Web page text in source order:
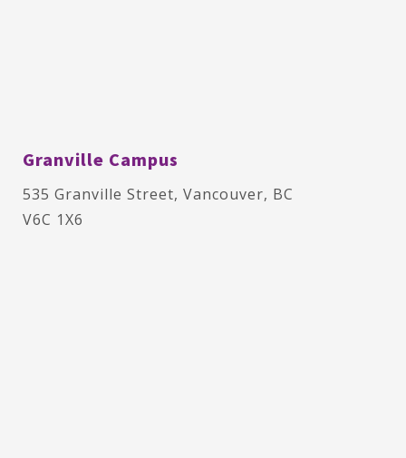
Granville Campus
535 Granville Street, Vancouver, BC
V6C 1X6